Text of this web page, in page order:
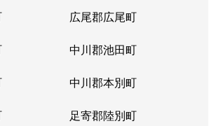
広尾郡広尾町
中川郡池田町
中川郡本別町
足寄郡陸別町